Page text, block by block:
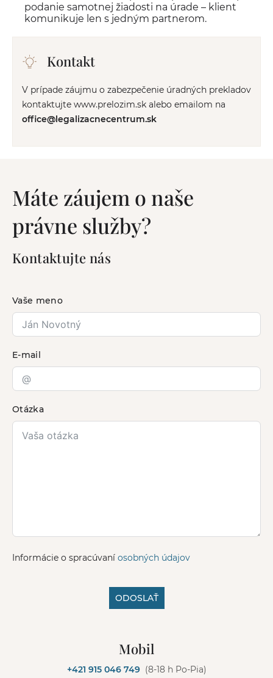
podanie samotnej žiadosti na úrade – klient
komunikuje len s jedným partnerom.
Kontakt
V prípade záujmu o zabezpečenie úradných prekladov
kontaktujte www.prelozim.sk alebo emailom na
office@legalizacnecentrum.sk
Máte záujem o naše
právne služby?
Kontaktujte nás
Vaše meno
E-mail
Otázka
Informácie o spracúvaní osobných údajov
ODOSLAŤ
Mobil
+421 915 046 749 (8-18 h Po-Pia)